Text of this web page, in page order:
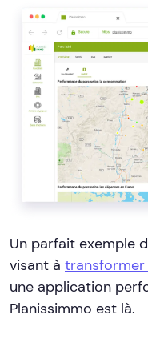
Un parfait exemple
visant à transformer
une application
Planissimmo est là.